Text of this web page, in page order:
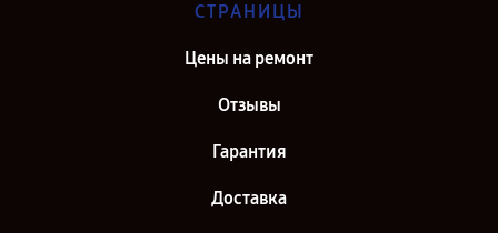
СТРАНИЦЫ
Цены на ремонт
Отзывы
Гарантия
Доставка